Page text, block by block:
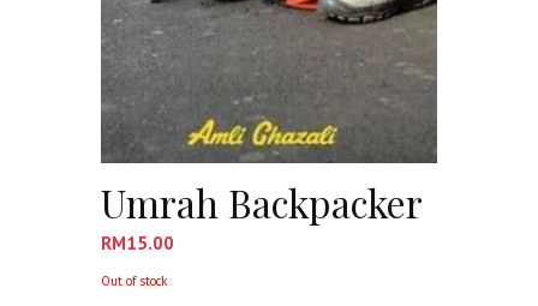
Umrah Backpacker
RM15.00
Out of stock